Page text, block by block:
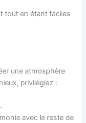
tout en étant faciles
une atmosphère
privilégiez :
avec le reste de